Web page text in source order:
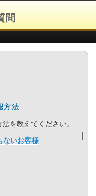
方法
を教えてください。
ないお客様